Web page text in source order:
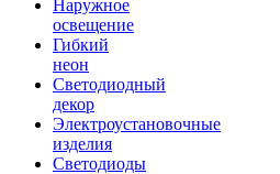
Наружное
освещение
Гибкий
неон
Светодиодный
декор
Электроустановочные
изделия
Светодиоды